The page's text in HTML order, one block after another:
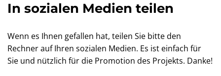
In sozialen Medien teilen
Wenn es Ihnen gefallen hat, teilen Sie bitte den
Rechner auf Ihren sozialen Medien. Es ist einfach für
Sie und nützlich für die Promotion des Projekts. Danke!